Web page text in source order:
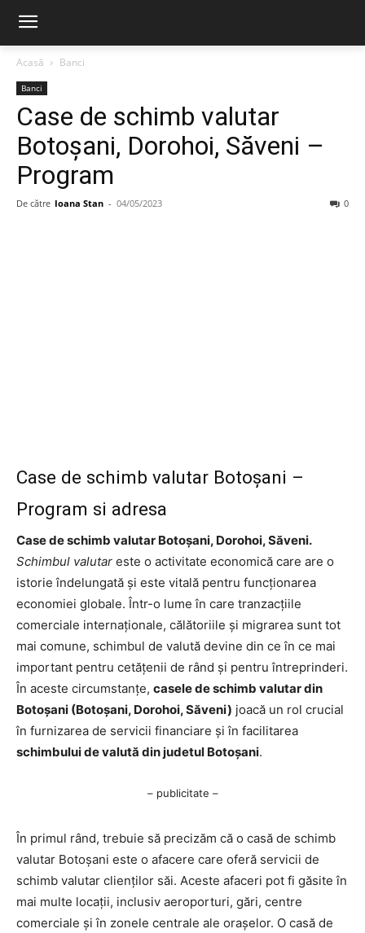
Acasă Banci
Banci
Case de schimb valutar
Botoșani, Dorohoi, Săveni –
Program
De către Ioana Stan - 04/05/2023 0
Case de schimb valutar Botoșani –
Program si adresa
Case de schimb valutar Botoșani, Dorohoi, Săveni.
Schimbul valutar este o activitate economică care are o
istorie îndelungată și este vitală pentru funcționarea
economiei globale. Într-o lume în care tranzacțiile
comerciale internaționale, călătoriile și migrarea sunt tot
mai comune, schimbul de valută devine din ce în ce mai
important pentru cetățenii de rând și pentru întreprinderi.
În aceste circumstanțe, casele de schimb valutar din
Botoșani (Botoșani, Dorohoi, Săveni) joacă un rol crucial
în furnizarea de servicii financiare și în facilitarea
schimbului de valută din judetul Botoșani.
– publicitate –
În primul rând, trebuie să precizăm că o casă de schimb
valutar Botoșani este o afacere care oferă servicii de
schimb valutar clienților săi. Aceste afaceri pot fi găsite în
mai multe locații, inclusiv aeroporturi, gări, centre
comerciale și în zonele centrale ale orașelor. O casă de